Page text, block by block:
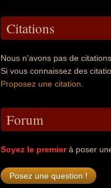
Citations
Nous n'avons pas de
Si vous connaissez des
Proposez une citation
Forum
Soyez le premierà poser